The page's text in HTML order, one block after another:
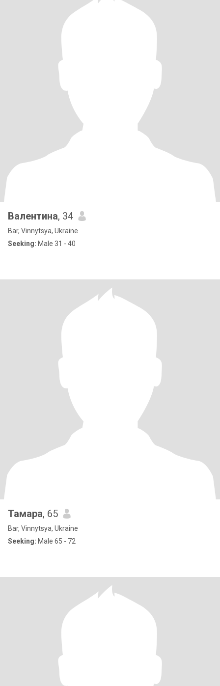
Валентина, 34
Bar, Vinnytsya, Ukraine
Seeking: Male 31 - 40
Тамара, 65
Bar, Vinnytsya, Ukraine
Seeking: Male 65 - 72